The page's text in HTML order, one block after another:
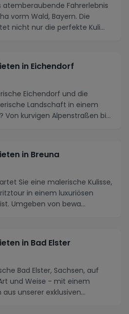
atemberaubende Fahrerlebnis
vorm Wald, Bayern. Die
nicht nur die perfekte Kuli...
in Eichendorf
Eichendorf und die
Landschaft in einem
Von kurvigen Alpenstraßen bis
in Breuna
Sie eine malerische Kulisse,
in einem luxuriösen
Umgeben von bewa...
in Bad Elster
Bad Elster, Sachsen, auf
und Weise - mit einem
unserer exklusiven